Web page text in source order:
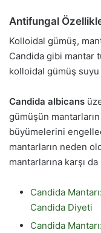
Antifungal
Kolloidal gümüş,
Candida gibi mantar
kolloidal gümüş
Candida albicans
gümüşün
büyümelerini
mantarların neden
mantarlarına karşı
Candida
Candida Diyeti
Candida